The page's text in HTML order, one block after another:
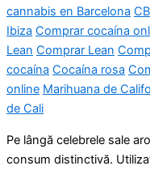
cannabis en Barcelona
Ibiza Comprar cocaína
Lean Comprar Lean
cocaína Cocaína rosa
online Marihuana de
de Cali
Pe lângă celebrele sale
consum distinctivă.